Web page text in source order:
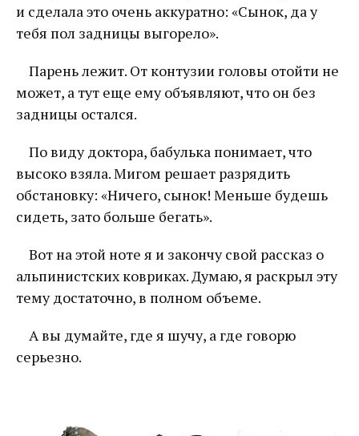
и сделала это очень аккуратно: «Сынок, да у
тебя пол задницы выгорело».
Парень лежит. От контузии головы отойти не
может, а тут еще ему объявляют, что он без
задницы остался.
По виду доктора, бабулька понимает, что
высоко взяла. Мигом решает разрядить
обстановку: «Ничего, сынок! Меньше будешь
сидеть, зато больше бегать».
Вот на этой ноте я и закончу свой рассказ о
альпинистских ковриках. Думаю, я раскрыл эту
тему достаточно, в полном объеме.
А вы думайте, где я шучу, а где говорю
серьезно.